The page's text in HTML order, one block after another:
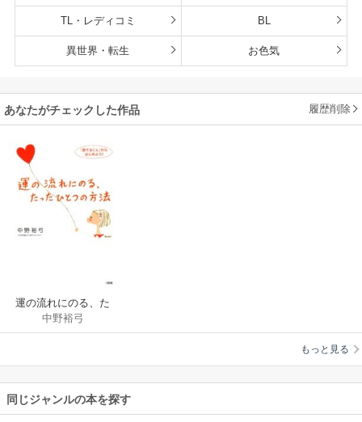
TL・レディコミ BL
異世界・転生 お色気
あなたがチェックした作品 履歴削除
運の流れにのる、た
ったひとつの方法
（大和出版）
中野裕弓
もっと見る
同じジャンルの本を探す